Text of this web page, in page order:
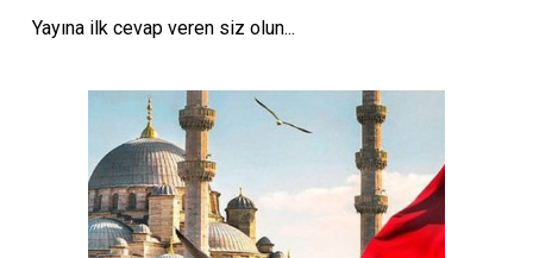
Yayına ilk cevap veren siz olun...